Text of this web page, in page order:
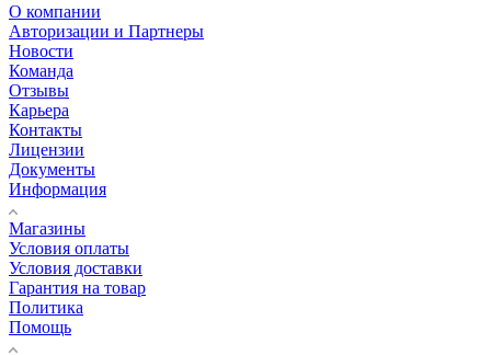
О компании
Авторизации и Партнеры
Новости
Команда
Отзывы
Карьера
Контакты
Лицензии
Документы
Информация
Магазины
Условия оплаты
Условия доставки
Гарантия на товар
Политика
Помощь